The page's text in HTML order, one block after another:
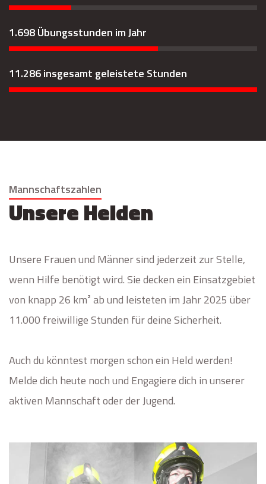
1.698 Übungsstunden im Jahr
11.286 insgesamt geleistete Stunden
Mannschaftszahlen
Unsere Helden
Unsere Frauen und Männer sind jederzeit zur Stelle,
wenn Hilfe benötigt wird. Sie decken ein Einsatzgebiet
von knapp 26 km² ab und leisteten im Jahr 2025 über
11.000 freiwillige Stunden für deine Sicherheit.
Auch du könntest morgen schon ein Held werden!
Melde dich heute noch und Engagiere dich in unserer
aktiven Mannschaft oder der Jugend.